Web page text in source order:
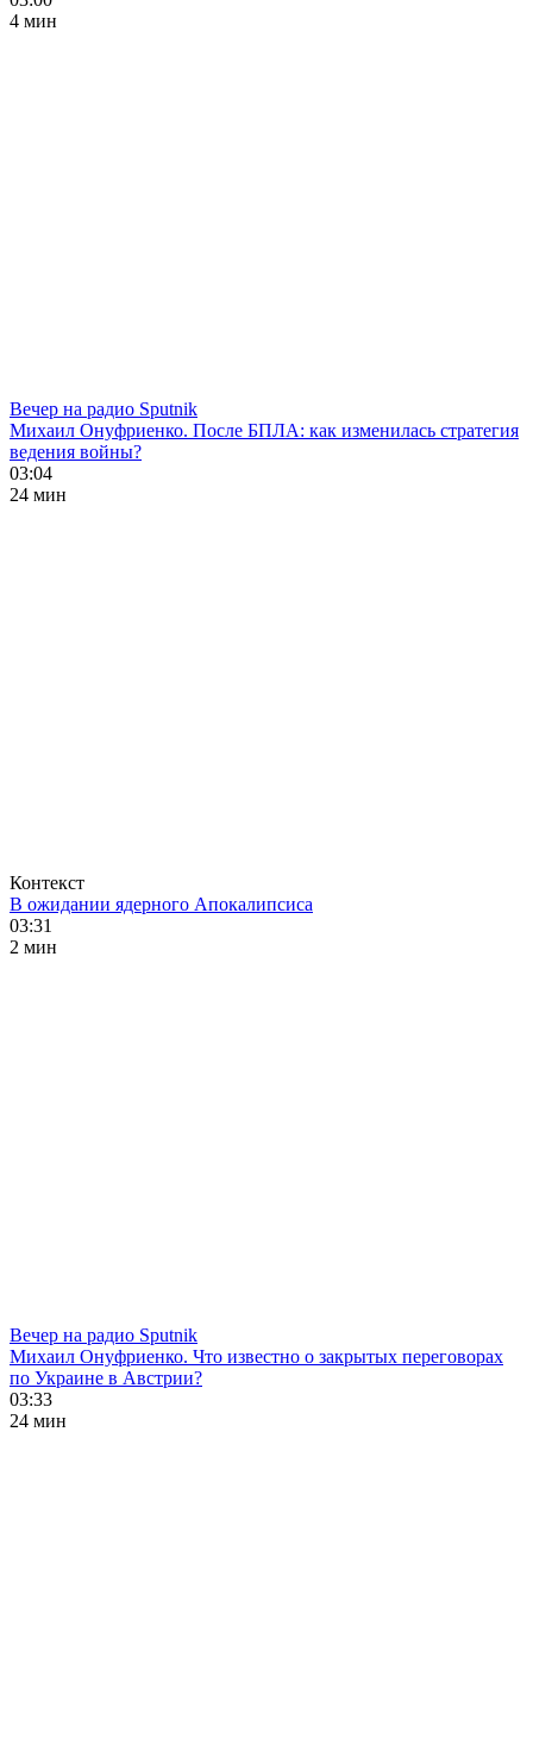
4 мин
Вечер на радио Sputnik
Михаил Онуфриенко. После БПЛА: как изменилась стратегия
ведения войны?
03:04
24 мин
Контекст
В ожидании ядерного Апокалипсиса
03:31
2 мин
Вечер на радио Sputnik
Михаил Онуфриенко. Что известно о закрытых переговорах
по Украине в Австрии?
03:33
24 мин